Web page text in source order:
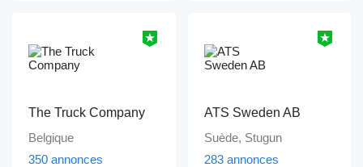
The Truck Company
Belgique
350 annonces
ATS Sweden AB
Suède, Stugun
283 annonces